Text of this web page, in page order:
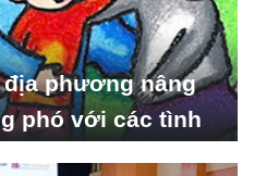
phương nâng
phó với các tình